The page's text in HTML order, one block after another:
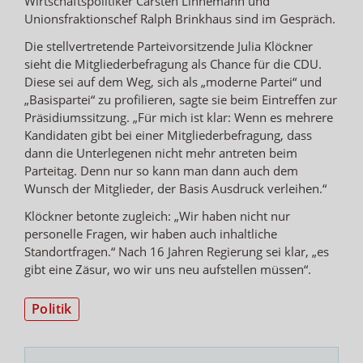
Unionsfraktionschef Ralph Brinkhaus sind im Gespräch.
Die stellvertretende Parteivorsitzende Julia Klöckner
sieht die Mitgliederbefragung als Chance für die CDU.
Diese sei auf dem Weg, sich als „moderne Partei“ und
„Basispartei“ zu profilieren, sagte sie beim Eintreffen zur
Präsidiumssitzung. „Für mich ist klar: Wenn es mehrere
Kandidaten gibt bei einer Mitgliederbefragung, dass
dann die Unterlegenen nicht mehr antreten beim
Parteitag. Denn nur so kann man dann auch dem
Wunsch der Mitglieder, der Basis Ausdruck verleihen.“
Klöckner betonte zugleich: „Wir haben nicht nur
personelle Fragen, wir haben auch inhaltliche
Standortfragen.“ Nach 16 Jahren Regierung sei klar, „es
gibt eine Zäsur, wo wir uns neu aufstellen müssen“.
Politik